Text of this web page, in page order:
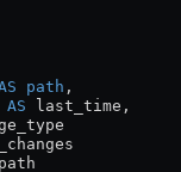
path ,
AS last_time,